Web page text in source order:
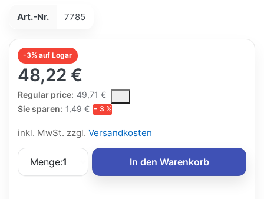
Art.-Nr. 7785
-3% auf Logar
48,22 €
Regular price: 49,71 €
The Regular Price is the median selling price paid by
Sie sparen: 1,49 € − 3 %
inkl. MwSt. zzgl. Versandkosten
Menge:1 In den Warenkorb